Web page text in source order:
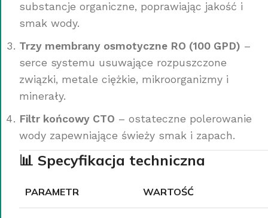
substancje organiczne, poprawiając jakość i
smak wody.
Trzy membrany osmotyczne RO (100 GPD) –
serce systemu usuwające rozpuszczone
związki, metale ciężkie, mikroorganizmy i
minerały.
Filtr końcowy CTO – ostateczne polerowanie
wody zapewniające świeży smak i zapach.
📊 Specyfikacja techniczna
PARAMETR WARTOŚĆ